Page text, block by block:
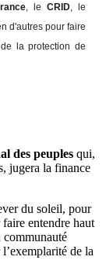
, le CRID, le
d'autres pour faire
la protection de
des peuplesqui,
jugera la finance
du soleil, pour
entendre haut
de la